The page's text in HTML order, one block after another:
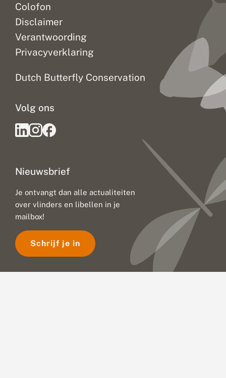
Colofon
Disclaimer
Verantwoording
Privacyverklaring
Dutch Butterfly Conservation
Nieuwsbrief
Je ontvangt dan alle actualiteiten
over vlinders en libellen in je
mailbox!
Schrijf je in
Volg ons